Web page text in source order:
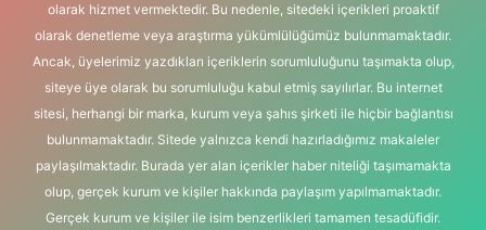
olarak hizmet vermektedir. Bu nedenle, sitedeki içerikleri proaktif
olarak denetleme veya araştırma yükümlülüğümüz bulunmamaktadır.
Ancak, üyelerimiz yazdıkları içeriklerin sorumluluğunu taşımakta olup,
siteye üye olarak bu sorumluluğu kabul etmiş sayılırlar. Bu internet
sitesi, herhangi bir marka, kurum veya şahıs şirketi ile hiçbir bağlantısı
bulunmamaktadır. Sitede yalnızca kendi hazırladığımız makaleler
paylaşılmaktadır. Burada yer alan içerikler haber niteliği taşımamakta
olup, gerçek kurum ve kişiler hakkında paylaşım yapılmamaktadır.
Gerçek kurum ve kişiler ile isim benzerlikleri tamamen tesadüfidir.